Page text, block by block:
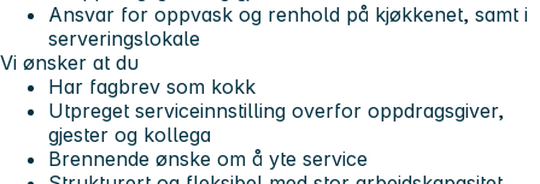
Ansvar for oppvask og renhold på kjøkkenet, samt i
serveringslokale
Vi ønsker at du
Har fagbrev som kokk
Utpreget serviceinnstilling overfor oppdragsgiver,
gjester og kollega
Brennende ønske om å yte service